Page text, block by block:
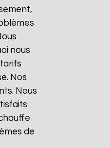
nous
Nos
Nous
de